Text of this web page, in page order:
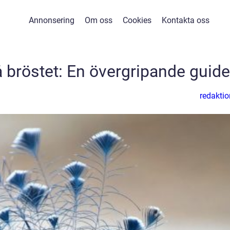
Annonsering Om oss Cookies Kontakta oss
bröstet: En övergripande guide